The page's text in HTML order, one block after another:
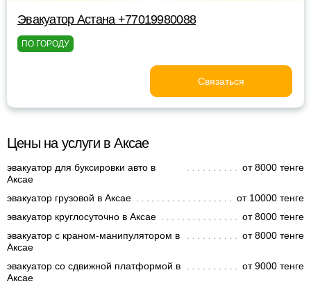
Эвакуатор Астана +77019980088
ПО ГОРОДУ
Связаться
Цены на услуги в Аксае
эвакуатор для буксировки авто в
Аксае
от 8000 тенге
эвакуатор грузовой в Аксае
от 10000 тенге
эвакуатор круглосуточно в Аксае
от 8000 тенге
эвакуатор с краном-манипулятором в
Аксае
от 8000 тенге
эвакуатор со сдвижной платформой в
Аксае
от 9000 тенге